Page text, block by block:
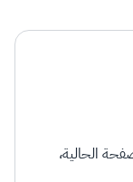
الحالية،